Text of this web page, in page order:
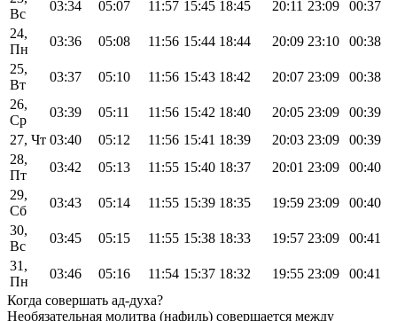
Вс
03:34 05:07 11:57 15:45 18:45 20:11 23:09
00:37
24,
Пн
03:36 05:08 11:56 15:44 18:44 20:09 23:10
00:38
25,
Вт
03:37 05:10 11:56 15:43 18:42 20:07 23:09
00:38
26,
Ср
03:39 05:11 11:56 15:42 18:40 20:05 23:09
00:39
27, Чт 03:40 05:12 11:56 15:41 18:39 20:03 23:09
00:39
28,
Пт
03:42 05:13 11:55 15:40 18:37 20:01 23:09
00:40
29,
Сб
03:43 05:14 11:55 15:39 18:35 19:59 23:09
00:40
30,
Вс
03:45 05:15 11:55 15:38 18:33 19:57 23:09
00:41
31,
Пн
03:46 05:16 11:54 15:37 18:32 19:55 23:09
00:41
Когда совершать ад-духа?
Необязательная молитва (нафиль) совершается между